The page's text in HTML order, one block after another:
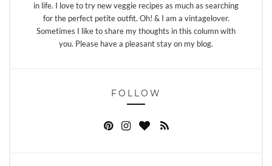
in life. I love to try new veggie recipes as much as searching
for the perfect petite outfit. Oh! & I am a vintagelover.
Sometimes I like to share my thoughts in this column with
you. Please have a pleasant stay on my blog.
FOLLOW